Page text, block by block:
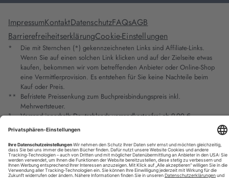
ImpressumKontaktDatenschutzFAQsAGB
BarrierefreiheitserklärungCookie-Einstellungen
*
Die mit Sternchen (*) gekennzeichneten Links sind Affiliate-Links.
Wenn Sie auf einen solchen Link klicken und auf der Zielseite etwas
kaufen, bekommen wir vom betreffenden Anbieter oder Online-Shop
eine Vermittlerprovision. Es entstehen für Sie keine Nachteile beim
Kauf oder Preis.
** Befristete Preissenkung zum Buchpreisbindungspreis inkl.
Mehrwertsteuer.
1
Versand innerhalb Deutschlands versandkostenfrei ab 9,00 €
Bestellwert.
Vorbestellung ab 30 Tage vor Erscheinungstermin möglich.